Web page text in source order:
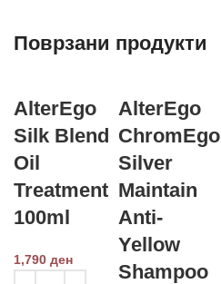
Поврзани продукти
AlterEgo
Silk Blend
Oil
Treatment
100ml
1,790 ден
AlterEgo
ChromEgo
Silver
Maintain
Anti-
Yellow
Shampoo